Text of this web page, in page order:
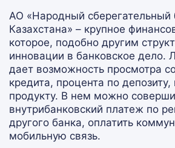
АО «Народный сберегательный
Казахстана» – крупное
которое, подобно другим
инновации в банковское дело.
дает возможность просмотра
кредита, процента по
продукту. В нем можно
внутрибанковский платеж по
другого банка, оплатить
мобильную связь.